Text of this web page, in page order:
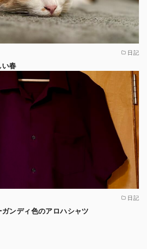
日記
春
日記
ンディ色のアロハシャツ